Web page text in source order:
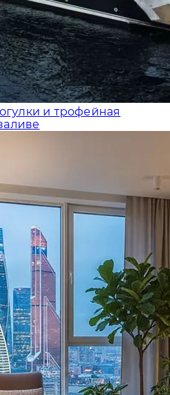
и трофейная